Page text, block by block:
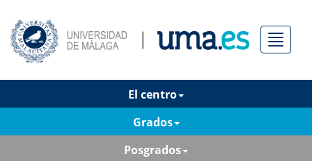
Menú
El centro
Grados
Posgrados